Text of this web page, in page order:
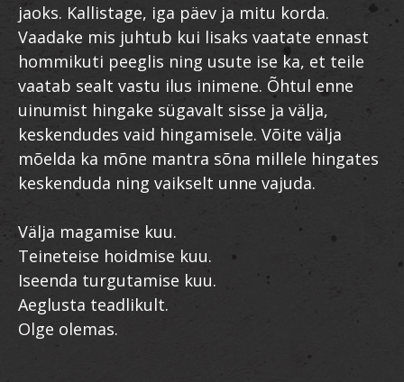
jaoks. Kallistage, iga päev ja mitu korda.
Vaadake mis juhtub kui lisaks vaatate ennast
hommikuti peeglis ning usute ise ka, et teile
vaatab sealt vastu ilus inimene. Õhtul enne
uinumist hingake sügavalt sisse ja välja,
keskendudes vaid hingamisele. Võite välja
mõelda ka mõne mantra sõna millele hingates
keskenduda ning vaikselt unne vajuda.
Välja magamise kuu.
Teineteise hoidmise kuu.
Iseenda turgutamise kuu.
Aeglusta teadlikult.
Olge olemas.